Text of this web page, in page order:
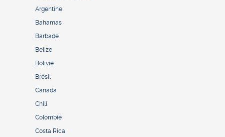
Argentine
Bahamas
Barbade
Belize
Bolivie
Brésil
Canada
Chili
Colombie
Costa Rica